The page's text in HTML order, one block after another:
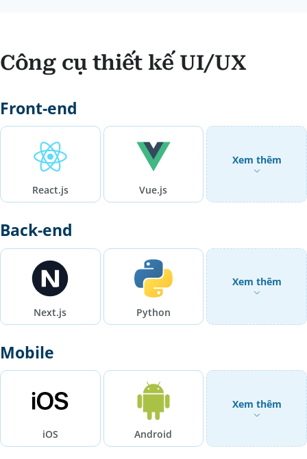
Công cụ thiết kế UI/UX
Front-end
React.js Vue.js
Xem thêm
Back-end
Next.js Python
Xem thêm
Mobile
iOS Android
Xem thêm